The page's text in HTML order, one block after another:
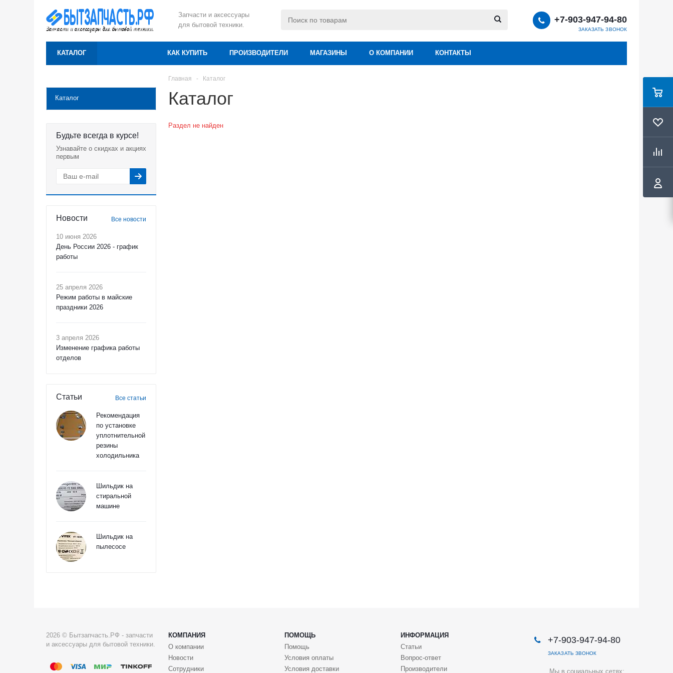
Запчасти и аксессуары
для бытовой техники.
+7-903-947-94-80
ЗАКАЗАТЬ ЗВОНОК
КАТАЛОГ КАК КУПИТЬ ПРОИЗВОДИТЕЛИ МАГАЗИНЫ О КОМПАНИИ КОНТАКТЫ
Каталог
Будьте всегда в курсе!
Узнавайте о скидках и акциях
первым
Новости Все новости
10 июня 2026
День России 2026 - график
работы
25 апреля 2026
Режим работы в майские
праздники 2026
3 апреля 2026
Изменение графика работы
отделов
Статьи Все статьи
Рекомендация
по установке
уплотнительной
резины
холодильника
Шильдик на
стиральной
машине
Шильдик на
пылесосе
Главная - Каталог
Каталог
Раздел не найден
2026 © Бытзапчасть.РФ - запчасти
и аксессуары для бытовой техники.
КОМПАНИЯ ПОМОЩЬ
ИНФОРМАЦИЯ
О компании
Новости
Сотрудники
Помощь
Условия оплаты
Условия доставки
Статьи
Вопрос-ответ
Производители
+7-903-947-94-80
ЗАКАЗАТЬ ЗВОНОК
Мы в социальных сетях: